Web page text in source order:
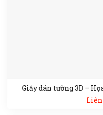
Giấy dán tường 3D –